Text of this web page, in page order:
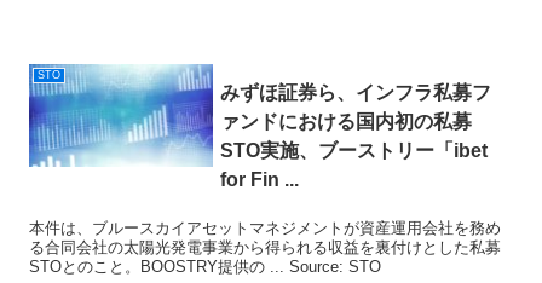
STO
みずほ証券ら、インフラ私募フ
ァンドにおける国内初の私募
STO実施、ブーストリー「ibet
for Fin ...
本件は、ブルースカイアセットマネジメントが資産運用会社を務め
る合同会社の太陽光発電事業から得られる収益を裏付けとした私募
STOとのこと。BOOSTRY提供の ... Source: STO